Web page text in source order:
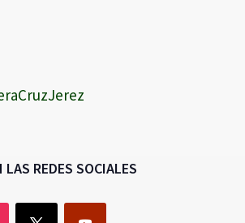
REDES SOCIALES